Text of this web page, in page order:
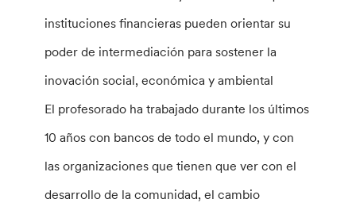
instituciones financieras pueden orientar su
poder de intermediación para sostener la
inovación social, económica y ambiental
El profesorado ha trabajado durante los últimos
10 años con bancos de todo el mundo, y con
las organizaciones que tienen que ver con el
desarrollo de la comunidad, el cambio